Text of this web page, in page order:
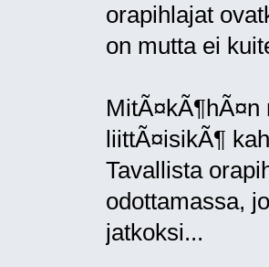
orapihlajat
on mutta ei
liittÃ¤isikÃ¶
Tavallista
odottamassa,
jatkoksi...